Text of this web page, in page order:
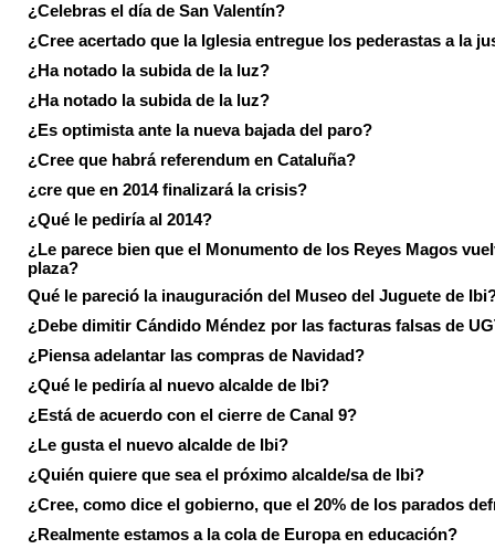
¿Celebras el día de San Valentín?
¿Cree acertado que la Iglesia entregue los pederastas a la
¿Ha notado la subida de la luz?
¿Ha notado la subida de la luz?
¿Es optimista ante la nueva bajada del paro?
¿Cree que habrá referendum en Cataluña?
¿cre que en 2014 finalizará la crisis?
¿Qué le pediría al 2014?
¿Le parece bien que el Monumento de los Reyes Magos
plaza?
Qué le pareció la inauguración del Museo del Juguete de
¿Debe dimitir Cándido Méndez por las facturas falsas de
¿Piensa adelantar las compras de Navidad?
¿Qué le pediría al nuevo alcalde de Ibi?
¿Está de acuerdo con el cierre de Canal 9?
¿Le gusta el nuevo alcalde de Ibi?
¿Quién quiere que sea el próximo alcalde/sa de Ibi?
¿Cree, como dice el gobierno, que el 20% de los parados
¿Realmente estamos a la cola de Europa en educación?